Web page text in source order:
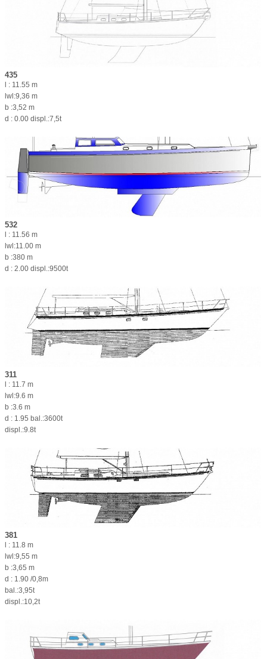
435
l : 11.55 m
lwl:9,36 m
b :3,52 m
d : 0.00 displ.:7,5t
532
l : 11.56 m
lwl:11.00 m
b :380 m
d : 2.00 displ.:9500t
311
l : 11.7 m
lwl:9.6 m
b :3.6 m
d : 1.95 bal.:3600t
displ.:9.8t
381
l : 11.8 m
lwl:9,55 m
b :3,65 m
d : 1.90 /0,8m
bal.:3,95t
displ.:10,2t